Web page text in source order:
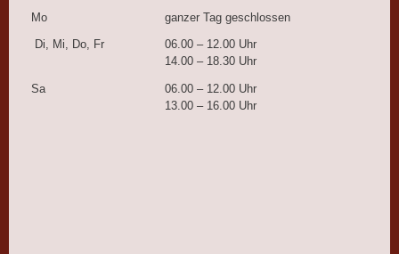
Mo
ganzer Tag geschlossen
Di, Mi, Do, Fr
06.00 – 12.00 Uhr
14.00 – 18.30 Uhr
Sa
06.00 – 12.00 Uhr
13.00 – 16.00 Uhr